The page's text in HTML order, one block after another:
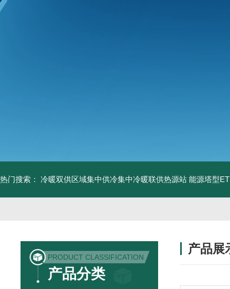
热门搜索： 冷暖双供区域集中供冷集中冷暖联供热源站 能源塔型
PRODUCT CLASSIFICATION
产品分类
产品展